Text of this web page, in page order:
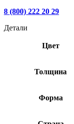
8 (800) 222 20 29
Детали
Цвет
Толщина
Форма